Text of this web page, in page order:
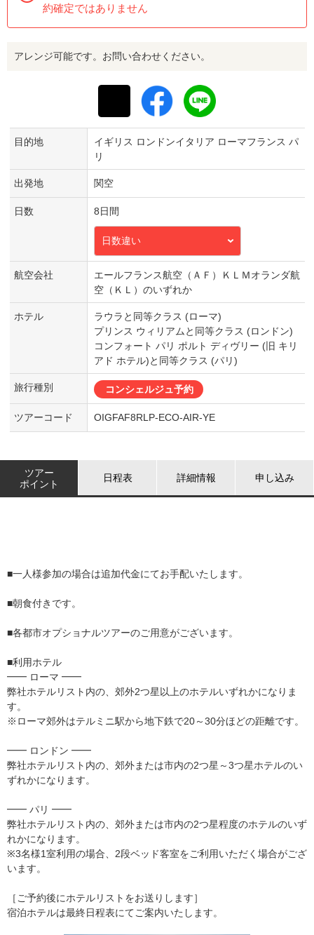
約確定ではありません
アレンジ可能です。お問い合わせください。
目的地
イギリス ロンドンイタリア ローマフランス パ
リ
出発地 関空
日数 8日間
日数違い
航空会社
エールフランス航空（ＡＦ）ＫＬＭオランダ航
空（ＫＬ）のいずれか
ホテル
ラウラと同等クラス (ローマ)
プリンス ウィリアムと同等クラス (ロンドン)
コンフォート パリ ポルト ディヴリー (旧 キリ
アド ホテル)と同等クラス (パリ)
旅行種別 コンシェルジュ予約
ツアーコード OIGFAF8RLP-ECO-AIR-YE
ツアー
ポイント
日程表 詳細情報 申し込み
■一人様参加の場合は追加代金にてお手配いたします。
■朝食付きです。
■各都市オプショナルツアーのご用意がございます。
■利用ホテル
━━ ローマ ━━
弊社ホテルリスト内の、郊外2つ星以上のホテルいずれかになりま
す。
※ローマ郊外はテルミニ駅から地下鉄で20～30分ほどの距離です。
━━ ロンドン ━━
弊社ホテルリスト内の、郊外または市内の2つ星～3つ星ホテルのい
ずれかになります。
━━ パリ ━━
弊社ホテルリスト内の、郊外または市内の2つ星程度のホテルのいず
れかになります。
※3名様1室利用の場合、2段ベッド客室をご利用いただく場合がござ
います。
［ご予約後にホテルリストをお送りします］
宿泊ホテルは最終日程表にてご案内いたします。